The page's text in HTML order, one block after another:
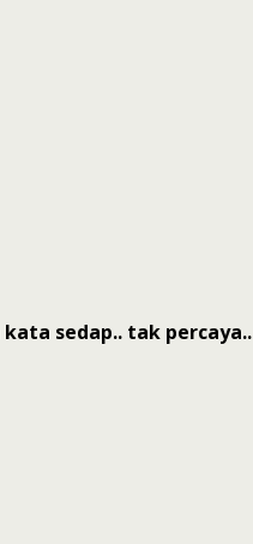
kata sedap.. tak percaya..